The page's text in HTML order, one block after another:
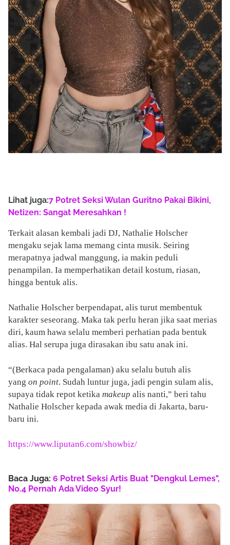
Lihat juga:7 Potret Seksi Wulan Guritno Pakai Bikini,
Netizen: Sangat Meresahkan !
Terkait alasan kembali jadi DJ, Nathalie Holscher
mengaku sejak lama memang cinta musik. Seiring
merapatnya jadwal manggung, ia makin peduli
penampilan. Ia memperhatikan detail kostum, riasan,
hingga bentuk alis.
Nathalie Holscher berpendapat, alis turut membentuk
karakter seseorang. Maka tak perlu heran jika saat merias
diri, kaum hawa selalu memberi perhatian pada bentuk
alias. Hal serupa juga dirasakan ibu satu anak ini.
“(Berkaca pada pengalaman) aku selalu butuh alis
yang on point. Sudah luntur juga, jadi pengin sulam alis,
supaya tidak repot ketika makeup alis nanti,” beri tahu
Nathalie Holscher kepada awak media di Jakarta, baru-
baru ini.
https://www.liputan6.com/showbiz/
Baca Juga: 6 Potret Seksi Artis Buat "Dengkul Lemes",
No.4 Pernah Ada Video Syur!